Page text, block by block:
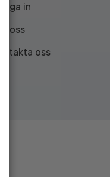
in
oss
oss